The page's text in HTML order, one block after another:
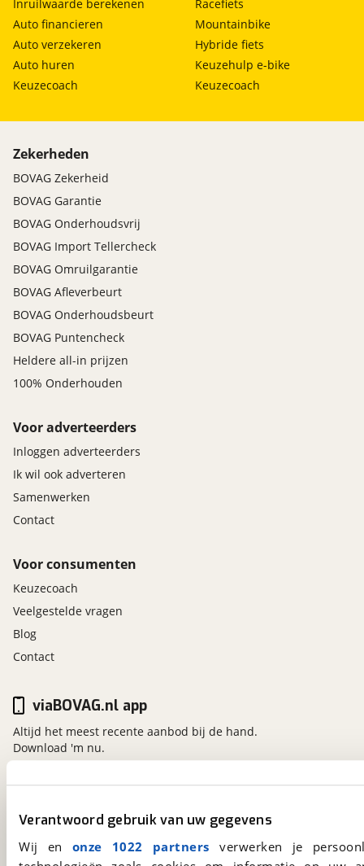
Verantwoord gebruik van uw gegevens
Wij en onze 1022 partners verwerken je
Inruilwaarde berekenen
Auto financieren
Auto verzekeren
Auto huren
Keuzecoach
Racefiets
Mountainbike
Hybride fiets
Keuzehulp e-bike
Keuzecoach
Zekerheden
BOVAG Zekerheid
BOVAG Garantie
BOVAG Onderhoudsvrij
BOVAG Import Tellercheck
BOVAG Omruilgarantie
BOVAG Afleverbeurt
BOVAG Onderhoudsbeurt
BOVAG Puntencheck
Heldere all-in prijzen
100% Onderhouden
Voor adverteerders
Inloggen adverteerders
Ik wil ook adverteren
Samenwerken
Contact
Voor consumenten
Keuzecoach
Veelgestelde vragen
Blog
Contact
viaBOVAG.nl
3981 AJ
Bunnik
viaBOVAG.nl app
Altijd het meest recente aanbod bij de hand.
Download 'm nu.